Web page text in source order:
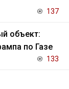
137
объект:
по Газе
133